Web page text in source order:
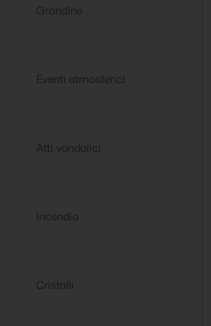
Grandine
Eventi atmosferici
Atti vandalici
Incendio
Cristalli